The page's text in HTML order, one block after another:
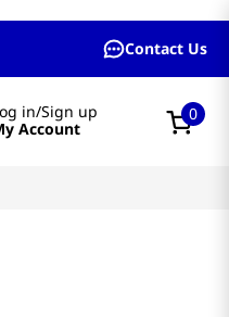
Contact Us
in/Sign up
Account
0